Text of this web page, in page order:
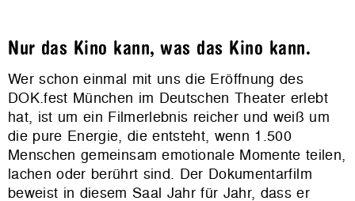
Nur das Kino kann, was das Kino kann.
Wer schon einmal mit uns die Eröffnung des
DOK.fest München im Deutschen Theater erlebt
hat, ist um ein Filmerlebnis reicher und weiß um
die pure Energie, die entsteht, wenn 1.500
Menschen gemeinsam emotionale Momente teilen,
lachen oder berührt sind. Der Dokumentarfilm
beweist in diesem Saal Jahr für Jahr, dass er